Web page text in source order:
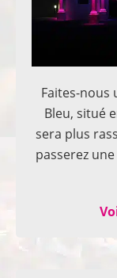
Faites-nous
Bleu, situé
sera plus
passerez